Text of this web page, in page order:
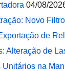
04/08/
Novo
de
Alteração de
Unitários na